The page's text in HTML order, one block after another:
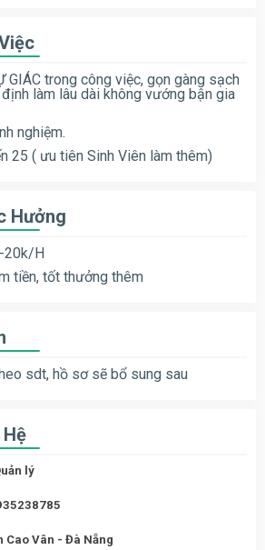
GIÁC trong công việc, gọn gàng sạch
làm lâu dài không vướng bận gia
nghiệm.
25 ( ưu tiên Sinh Viên làm thêm)
Hưởng
20k/H
tiền, tốt thưởng thêm
sdt, hồ sơ sẽ bổ sung sau
lý
Cao Vân - Đà Nẵng